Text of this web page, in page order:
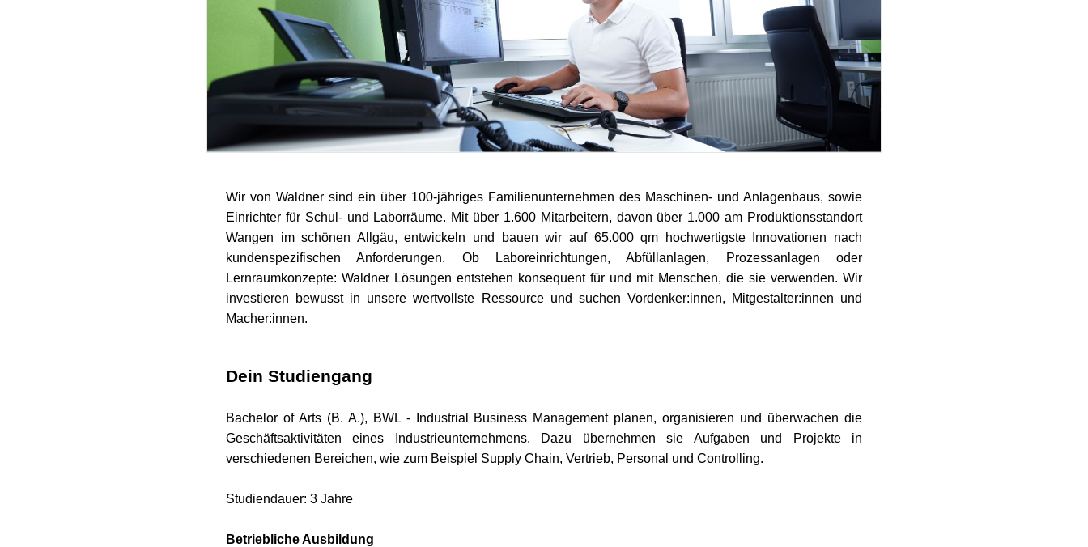
Wir von Waldner sind ein über 100-jähriges Familienunternehmen des Maschinen- und Anlagenbaus, sowie
Einrichter für Schul- und Laborräume. Mit über 1.600 Mitarbeitern, davon über 1.000 am Produktionsstandort
Wangen im schönen Allgäu, entwickeln und bauen wir auf 65.000 qm hochwertigste Innovationen nach
kundenspezifischen Anforderungen. Ob Laboreinrichtungen, Abfüllanlagen, Prozessanlagen oder
Lernraumkonzepte: Waldner Lösungen entstehen konsequent für und mit Menschen, die sie verwenden. Wir
investieren bewusst in unsere wertvollste Ressource und suchen Vordenker:innen, Mitgestalter:innen und
Macher:innen.
Dein Studiengang
Bachelor of Arts (B. A.), BWL - Industrial Business Management planen, organisieren und überwachen die
Geschäftsaktivitäten eines Industrieunternehmens. Dazu übernehmen sie Aufgaben und Projekte in
verschiedenen Bereichen, wie zum Beispiel Supply Chain, Vertrieb, Personal und Controlling.
Studiendauer: 3 Jahre
Betriebliche Ausbildung